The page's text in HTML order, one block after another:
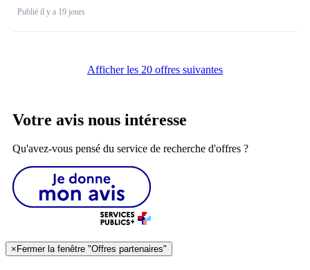
Publié il y a 19 jours
Afficher les 20 offres suivantes
Votre avis nous intéresse
Qu'avez-vous pensé du service de recherche d'offres ?
× Fermer la fenêtre "Offres partenaires"